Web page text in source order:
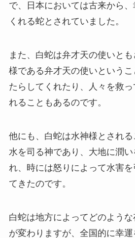
で、日本においては古来から
くれる蛇とされていました。
また、白蛇は弁才天の使いと
様である弁才天の使いという
たらしてくれたり、人々を救
れることもあるのです。
他にも、白蛇は水神様とされる
水を司る神であり、大地に潤い
れ、時には怒りによって水害
てきたのです。
白蛇は地方によってどのよう
が変わりますが、全国的に幸